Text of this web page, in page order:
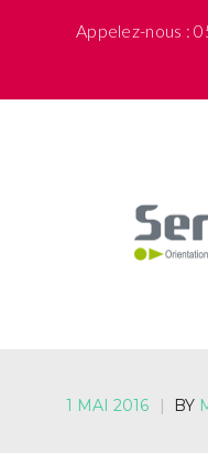
Appelez-nous :
1 MAI 2016 | BY